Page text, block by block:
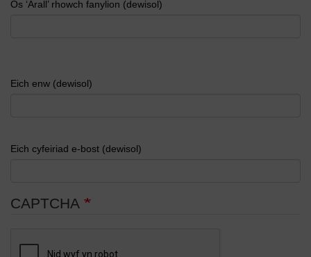
Os ‘Arall’ rhowch fanylion (dewisol)
Eich enw (dewisol)
Eich cyfeiriad e-bost (dewisol)
CAPTCHA